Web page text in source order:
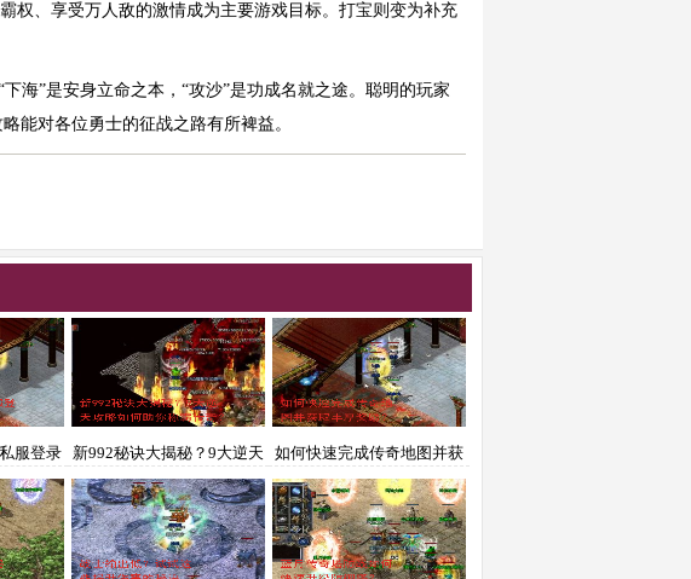
权、享受万人敌的激情成为主要游戏目标。打宝则变为补充
海”是安身立命之本，“攻沙”是功成名就之途。聪明的玩家
能对各位勇士的征战之路有所裨益。
服登录
级？
新992秘诀大揭秘？9大逆天
攻略如何助你称霸传奇？
如何快速完成传奇地图并获
取丰厚奖励？